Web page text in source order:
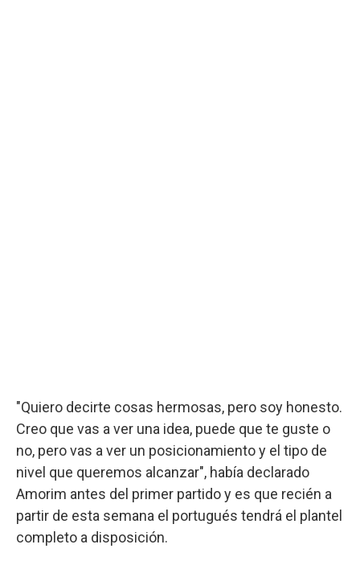
"Quiero decirte cosas hermosas, pero soy honesto.
Creo que vas a ver una idea, puede que te guste o
no, pero vas a ver un posicionamiento y el tipo de
nivel que queremos alcanzar", había declarado
Amorim antes del primer partido y es que recién a
partir de esta semana el portugués tendrá el plantel
completo a disposición.